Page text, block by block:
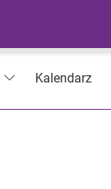
Kalendarz